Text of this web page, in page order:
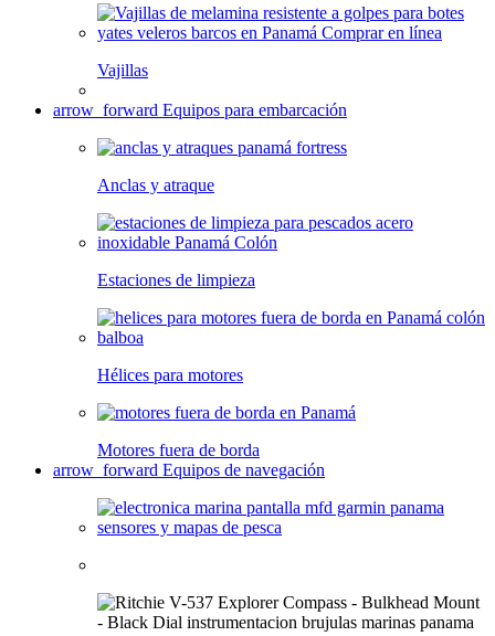
Vajillas
arrow_forward Equipos para embarcación
Anclas y atraque
Estaciones de limpieza
Hélices para motores
Motores fuera de borda
arrow_forward Equipos de navegación